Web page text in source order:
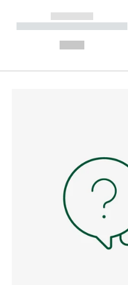
------------
----------- ----------- --------